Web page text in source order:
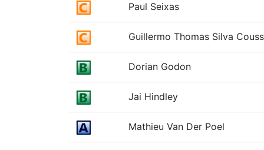
Paul Seixas
Guillermo Thomas Silva
Dorian Godon
Jai Hindley
Mathieu Van Der Poel